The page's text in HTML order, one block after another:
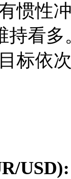
惯性
持看
标依
USD):